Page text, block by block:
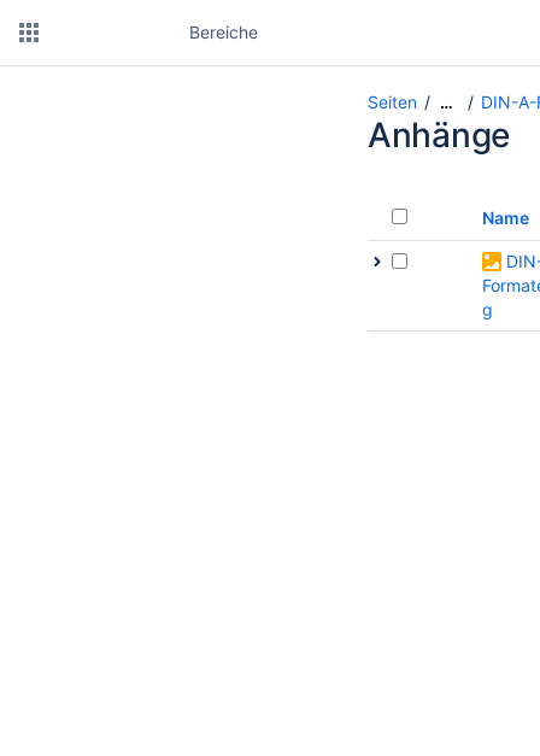
Bereiche
Seiten … DIN-A-
Anhänge
Name
g